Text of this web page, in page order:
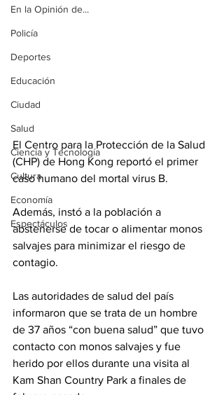
En la Opinión de...
Policía
Deportes
Educación
Ciudad
Salud
Ciencia y Tecnología
Cultura
Economía
Espectáculos
El Centro para la Protección de la Salud
(CHP) de Hong Kong reportó el primer
caso humano del mortal virus B.
Además, instó a la población a
abstenerse de tocar o alimentar monos
salvajes para minimizar el riesgo de
contagio.
Las autoridades de salud del país
informaron que se trata de un hombre
de 37 años “con buena salud” que tuvo
contacto con monos salvajes y fue
herido por ellos durante una visita al
Kam Shan Country Park a finales de